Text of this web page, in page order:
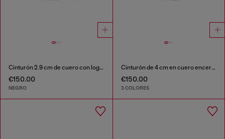
Cinturón 2.9 cm de cuero con logotipo Oval D
€150.00
NEGRO
Cinturón de 4 cm en cuero encerado
€150.00
3 COLORES